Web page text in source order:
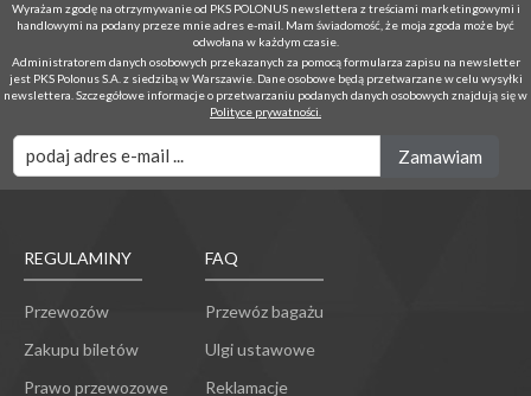
Wyrażam zgodę na otrzymywanie od PKS POLONUS newslettera z treściami marketingowymi i
handlowymi na podany przeze mnie adres e-mail. Mam świadomość, że moja zgoda może być
odwołana w każdym czasie.
Administratorem danych osobowych przekazanych za pomocą formularza zapisu na newsletter
jest PKS Polonus S.A. z siedzibą w Warszawie. Dane osobowe będą przetwarzane w celu wysyłki
newslettera. Szczegółowe informacje o przetwarzaniu podanych danych osobowych znajdują się w
Polityce prywatności.
REGULAMINY
Przewozów
Zakupu biletów
Prawo przewozowe
FAQ
Przewóz bagażu
Ulgi ustawowe
Reklamacje